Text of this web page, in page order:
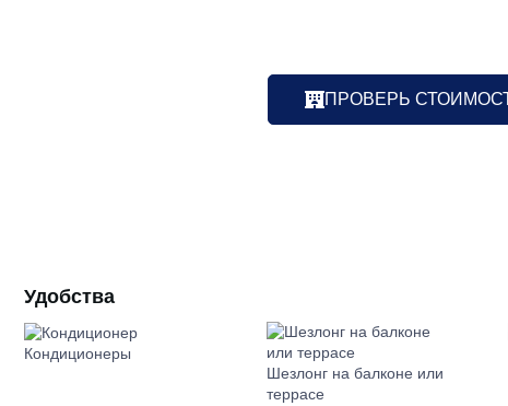
ПРОВЕРЬ
Удобства
Кондиционеры
Шезлонг на балконе или
террасе